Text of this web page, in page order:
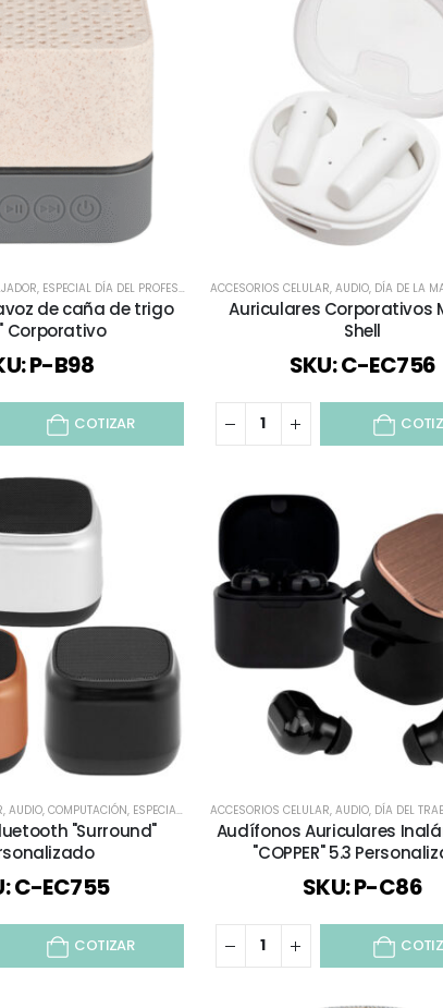
, ESPECIAL DÍA DEL PROFESOR TECNOLOGÍA / CELULAR / COMPUTACIÓN /
de caña de trigo
Corporativo
P-B98
COTIZAR
ACCESORIOS CELULAR, AUDIO, DÍA DE LA
Auriculares Corporativos
Shell
SKU: C-EC756
, AUDIO, COMPUTACIÓN, ESPECIAL DÍA DEL MINERO ,ESPECIAL DÍA DEL PROFESOR,
"Surround"
C-EC755
COTIZAR
ACCESORIOS CELULAR, AUDIO, DÍA DEL
Audífonos Auriculares
"COPPER" 5.3
SKU: P-C86